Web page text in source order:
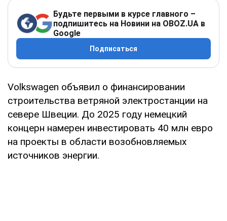
Будьте первыми в курсе главного –
подпишитесь на Новини на OBOZ.UA в
Google
Подписаться
Volkswagen объявил о финансировании
строительства ветряной электростанции на
севере Швеции. До 2025 году немецкий
концерн намерен инвестировать 40 млн евро
на проекты в области возобновляемых
источников энергии.